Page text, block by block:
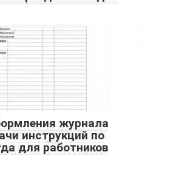
журнала
инструкций по
для работников